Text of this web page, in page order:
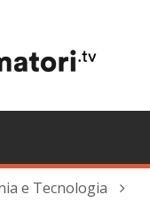
e Tecnologia